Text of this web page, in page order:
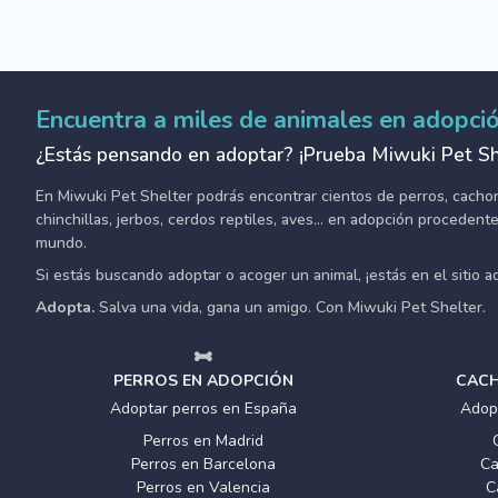
Encuentra a miles de animales en
¿Estás pensando en adoptar? ¡Prueba Miwuki Pet
En Miwuki Pet Shelter podrás encontrar cientos de perros,
chinchillas, jerbos, cerdos reptiles, aves... en adopción
mundo.
Si estás buscando adoptar o acoger un animal, ¡estás en el sitio
Adopta. Salva una vida, gana un amigo. Con Miwuki Pet Shelter.
PERROS EN ADOPCIÓN
Adoptar perros en España
Perros en Madrid
Perros en Barcelona
Perros en Valencia